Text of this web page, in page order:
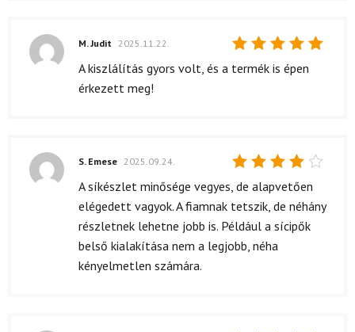
Értékelés:
M. Judit 2025.11.22.
A kiszlálítás gyors volt, és a termék is épen
érkezett meg!
Értékelés:
4
/ 5
S. Emese 2025.09.24.
A síkészlet minősége vegyes, de alapvetően
elégedett vagyok. A fiamnak tetszik, de néhány
részletnek lehetne jobb is. Például a sícipők
belső kialakítása nem a legjobb, néha
kényelmetlen számára.